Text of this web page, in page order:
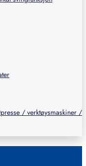
/ verktøysmaskiner /